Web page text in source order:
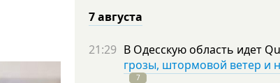
7 августа
21:29 В Одесскую область идет
грозы, штормовой ветер и
7